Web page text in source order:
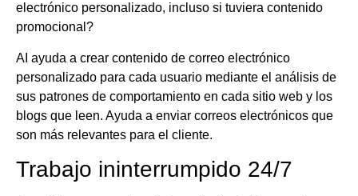
electrónico personalizado, incluso si tuviera contenido
promocional?
AI ayuda a crear contenido de correo electrónico
personalizado para cada usuario mediante el análisis de
sus patrones de comportamiento en cada sitio web y los
blogs que leen. Ayuda a enviar correos electrónicos que
son más relevantes para el cliente.
Trabajo ininterrumpido 24/7